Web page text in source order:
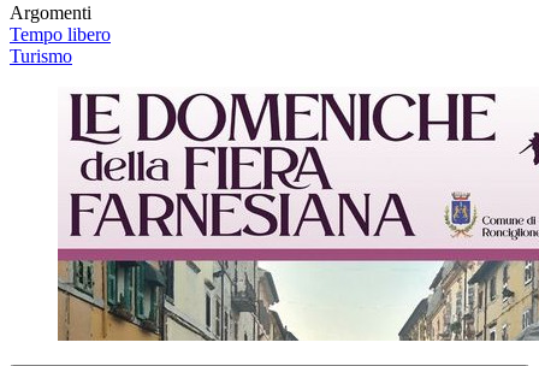
Argomenti
Tempo libero
Turismo